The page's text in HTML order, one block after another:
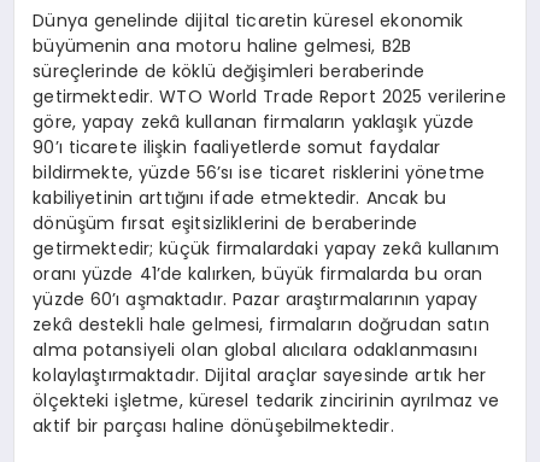
Dünya genelinde dijital ticaretin küresel ekonomik
büyümenin ana motoru haline gelmesi, B2B
süreçlerinde de köklü değişimleri beraberinde
getirmektedir. WTO World Trade Report 2025 verilerine
göre, yapay zekâ kullanan firmaların yaklaşık yüzde
90’ı ticarete ilişkin faaliyetlerde somut faydalar
bildirmekte, yüzde 56’sı ise ticaret risklerini yönetme
kabiliyetinin arttığını ifade etmektedir. Ancak bu
dönüşüm fırsat eşitsizliklerini de beraberinde
getirmektedir; küçük firmalardaki yapay zekâ kullanım
oranı yüzde 41’de kalırken, büyük firmalarda bu oran
yüzde 60’ı aşmaktadır. Pazar araştırmalarının yapay
zekâ destekli hale gelmesi, firmaların doğrudan satın
alma potansiyeli olan global alıcılara odaklanmasını
kolaylaştırmaktadır. Dijital araçlar sayesinde artık her
ölçekteki işletme, küresel tedarik zincirinin ayrılmaz ve
aktif bir parçası haline dönüşebilmektedir.